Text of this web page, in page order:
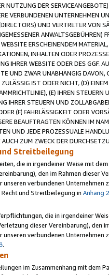
NUTZUNG DER
VERBUNDENEN UNTERNEHMEN
UND VERTRETER VON
ERSCHEINENDEM
INHALTEN ODER
IHRER WEBSITE ODER DES GGF.
UND ZWAR UNABHÄNGIG
IST ODER NICHT, (D)
(E) IHREN
IHRER STEUERN UND
(F) FAHRLÄSSIGKEIT ODER
BEAUFTRAGTEN KÖNNEN IM
UND JEDE PROZESSUALE
ZUM ZWECK DER
Streitbeilegung
die in irgendeiner Weise mit
den im Rahmen dieser
unseren verbundenen
und Streitbeilegung in Anhang 2
die in irgendeiner
dieser Vereinbarung), den
unseren verbundenen
.
im Zusammenhang mit dem